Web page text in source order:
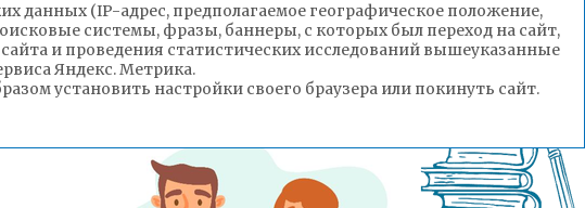
данных (IP-адрес, предполагаемое географическое положение,
системы, фразы, баннеры, с которых был переход на сайт,
и проведения статистических исследований вышеуказанные
Яндекс. Метрика.
установить настройки своего браузера или покинуть сайт.